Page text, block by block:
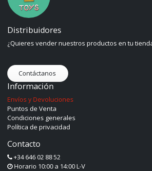
Distribuidores
¿Quieres vender nuestros productos en tu
Contáctanos
Información
Envíos y Devoluciones
Puntos de Venta
Condiciones generales
Política de privacidad
Contacto
+34 646 02 88 52
Horario 10:00 a 14:00 L-V